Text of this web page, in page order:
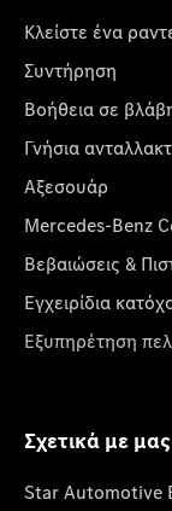
Κλείστε ένα
Συντήρηση
Βοήθεια σε
Γνήσια
Αξεσουάρ
Mercedes-Benz
Βεβαιώσεις &
Εγχειρίδια
Εξυπηρέτηση
Σχετικά με μας
Star Automotive